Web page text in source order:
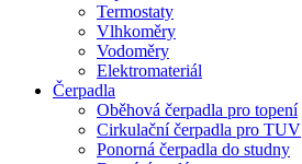
Termostaty
Vlhkoměry
Vodoměry
Elektromateriál
Čerpadla
Oběhová čerpadla pro topení
Cirkulační čerpadla pro TUV
Ponorná čerpadla do studny